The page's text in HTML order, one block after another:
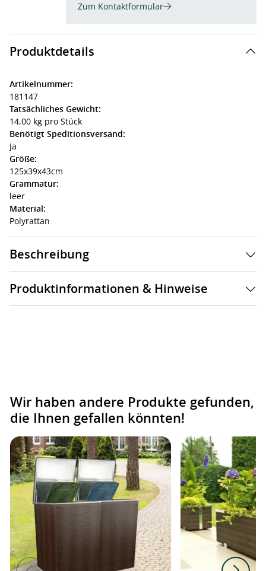
Zum Kontaktformular
Produktdetails
Artikelnummer:
181147
Tatsächliches Gewicht:
14,00 kg pro Stück
Benötigt Speditionsversand:
Ja
Größe:
125x39x43cm
Grammatur:
leer
Material:
Polyrattan
Beschreibung
Produktinformationen & Hinweise
Wir haben andere Produkte gefunden,
die Ihnen gefallen könnten!